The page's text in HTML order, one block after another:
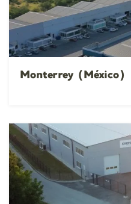
Monterrey (México)